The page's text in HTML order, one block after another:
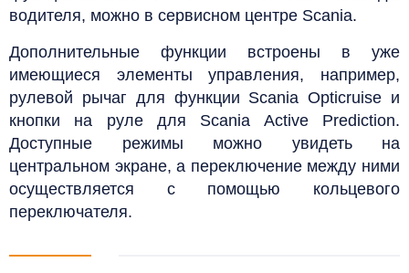
водителя, можно в сервисном центре Scania.
Дополнительные функции встроены в уже
имеющиеся элементы управления, например,
рулевой рычаг для функции Scania Opticruise и
кнопки на руле для Scania Active Prediction.
Доступные режимы можно увидеть на
центральном экране, а переключение между ними
осуществляется с помощью кольцевого
переключателя.